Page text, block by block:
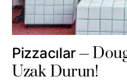
Pizzacılar
Uzak Durun!